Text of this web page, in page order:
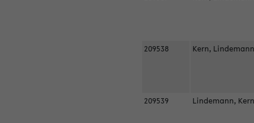
209538 Kern, Lindemann
209539 Lindemann, Kern